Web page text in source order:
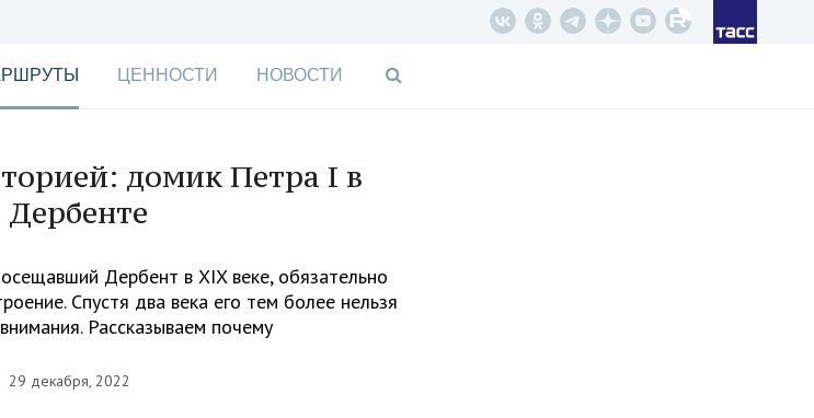
ЦЕННОСТИ НОВОСТИ
домик Петра I в
Дербенте
Дербент в XIX веке, обязательно
Спустя два века его тем более нельзя
Рассказываем почему
29 декабря, 2022